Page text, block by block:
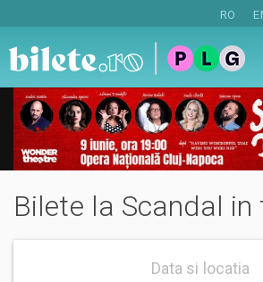
RO
Bilete la Scandal
Data si locatia